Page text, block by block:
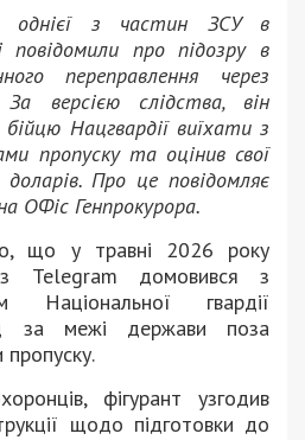
однієї з частин ЗСУ в
повідомили про підозру в
переправлення через
версією слідства, він
Нацгвардії виїхати з
пропуску та оцінив свої
Про це повідомляє
ОФіс Генпрокурора.
що у травні 2026 року
Telegram домовився з
Національної гвардії
за межі держави поза
пропуску.
фігурант узгодив
щодо підготовки до